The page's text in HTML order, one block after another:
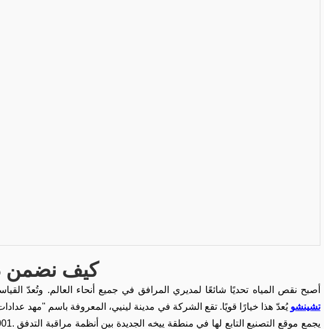
كيف نضمن دقة بنسبة 100% في
أصبح نقص المياه تحديًا شائعًا لمديري المرافق في جميع أنحاء العالم. وتُعدّ
تشينشو يُعدّ هذا خيارًا قويًا. تقع الشركة في مدينة لينيي، المعروفة باسم "مهد